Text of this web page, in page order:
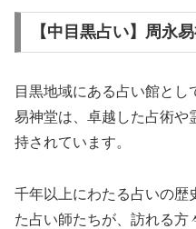
【中目黒占い】周永
目黒地域にある占い館とし
易神堂は、卓越した占術や
持されています。
千年以上にわたる占いの歴
た占い師たちが、訪れる方